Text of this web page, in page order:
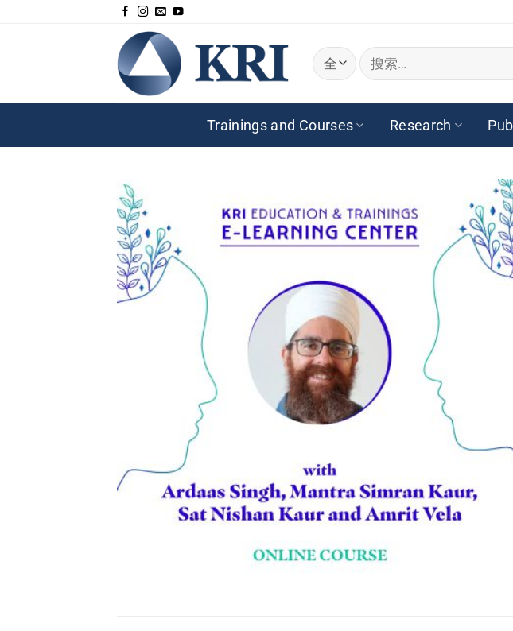
搜
索：
Trainings and Courses Research